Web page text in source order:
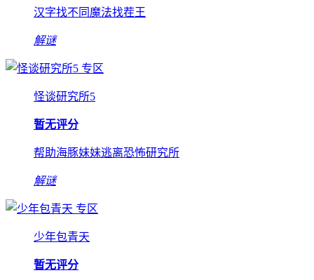
汉字找不同魔法找茬王
解谜
专区
怪谈研究所5
暂无评分
帮助海豚妹妹逃离恐怖研究所
解谜
专区
少年包青天
暂无评分